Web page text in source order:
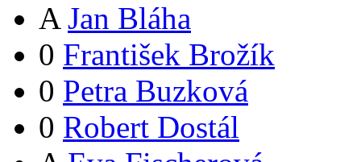
A Jan Bláha
0 František Brožík
0 Petra Buzková
0 Robert Dostál